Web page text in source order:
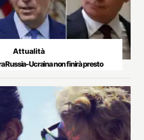
Attualità
Russia-Ucraina non finirà presto